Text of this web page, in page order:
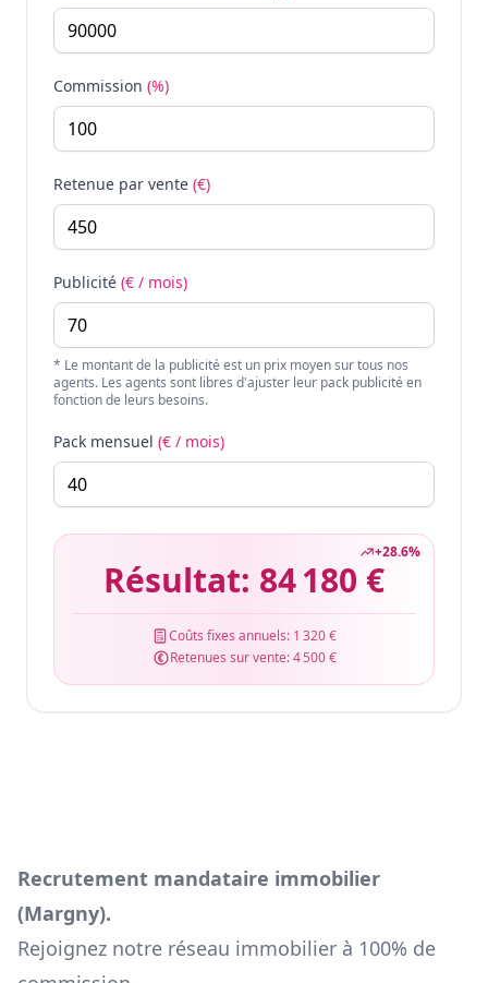
Commission (%)
Retenue par vente (€)
Publicité (€ / mois)
* Le montant de la publicité est un prix moyen sur tous nos
agents. Les agents sont libres d'ajuster leur pack publicité en
fonction de leurs besoins.
Pack mensuel (€ / mois)
+28.6%
Résultat: 84 180 €
Coûts fixes annuels: 1 320 €
Retenues sur vente:4 500 €
Recrutement mandataire immobilier
(Margny).
Rejoignez notre réseau immobilier à 100% de